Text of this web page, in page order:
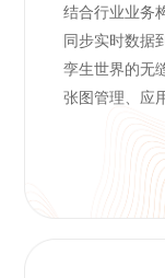
结合行业业务
同步实时数据
孪生世界的无
张图管理、应